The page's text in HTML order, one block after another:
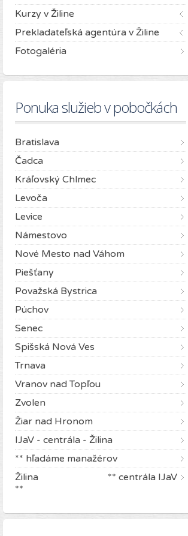
Kurzy v Žiline
Prekladateľská agentúra v Žiline
Fotogaléria
Ponuka služieb v pobočkách
Bratislava
Čadca
Kráľovský Chlmec
Levoča
Levice
Námestovo
Nové Mesto nad Váhom
Piešťany
Považská Bystrica
Púchov
Senec
Spišská Nová Ves
Trnava
Vranov nad Topľou
Zvolen
Žiar nad Hronom
IJaV - centrála - Žilina
** hľadáme manažérov
Žilina ** centrála IJaV
**